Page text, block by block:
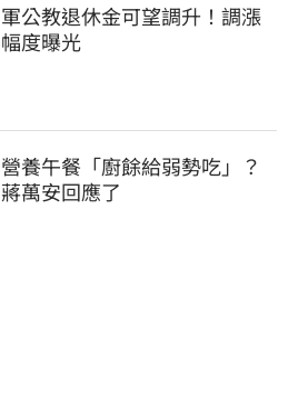
軍公教退休金可望調升！調漲
幅度曝光
營養午餐「廚餘給弱勢吃」？
蔣萬安回應了